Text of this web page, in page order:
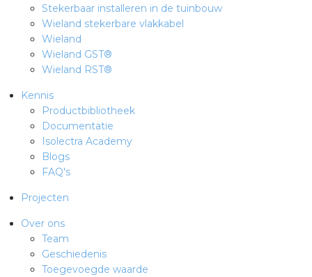
Stekerbaar installeren in de tuinbouw
Wieland stekerbare vlakkabel
Wieland
Wieland GST®
Wieland RST®
Kennis
Productbibliotheek
Documentatie
Isolectra Academy
Blogs
FAQ's
Projecten
Over ons
Team
Geschiedenis
Toegevoegde waarde